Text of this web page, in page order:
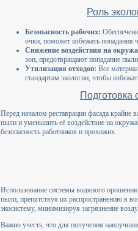
Роль
Безопасность рабочих:
очки, поможет избежать попадания
Снижение воздействия на
зон, предотвращают попадание
Утилизация отходов: Все
стандартам экологии, чтобы
Подготовка
Перед началом реставрации фасада крайне
пыли и уменьшить её воздействие на
безопасность работников и прохожих.
Использование системы водяного
пыли, препятствуя их распространению в
экосистему, минимизируя загрязнение
Важно учесть, что для получения